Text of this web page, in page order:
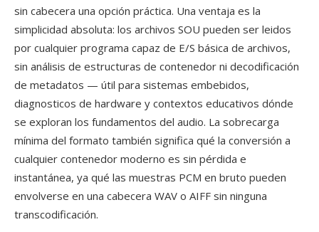
sin cabecera una opción práctica. Una ventaja es la
simplicidad absoluta: los archivos SOU pueden ser leidos
por cualquier programa capaz de E/S básica de archivos,
sin análisis de estructuras de contenedor ni decodificación
de metadatos — útil para sistemas embebidos,
diagnosticos de hardware y contextos educativos dónde
se exploran los fundamentos del audio. La sobrecarga
mínima del formato también significa qué la conversión a
cualquier contenedor moderno es sin pérdida e
instantánea, ya qué las muestras PCM en bruto pueden
envolverse en una cabecera WAV o AIFF sin ninguna
transcodificación.